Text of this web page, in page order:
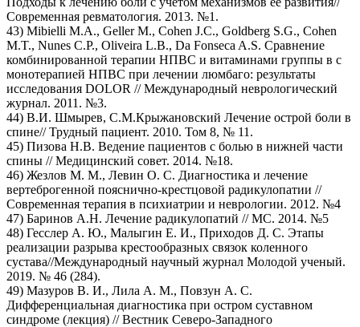
Современная ревматология. 2013. №1.
43) Mibielli M.A., Geller M., Cohen J.С., Goldberg S.G., Cohen
M.T., Nunes C.P., Oliveira L.B., Da Fonseca A.S. Сравнение
комбинированной терапии НПВС и витаминами группы в с
монотерапией НПВС при лечении люмбаго: результаты
исследования DOLOR // Международный неврологический
журнал. 2011. №3.
44) В.И. Шмырев, С.М.Крыжановский Лечение острой боли в
спине// Трудный пациент. 2010. Том 8, № 11.
45) Пизова Н.В. Ведение пациентов с болью в нижней части
спины // Медицинский совет. 2014. №18.
46) Жезлов М. М., Левин О. С. Диагностика и лечение
вертеброгенной пояснично-крестцовой радикулопатии //
Современная терапия в психиатрии и неврологии. 2012. №4
47) Баринов А.Н. Лечение радикулопатий // МС. 2014. №5
48) Гесслер А. Ю., Малыгин Е. И., Приходов Д. С. Этапы
реализации разрыва крестообразных связок коленного
сустава//Международный научный журнал Молодой ученый.
2019. № 46 (284).
49) Мазуров В. И., Лила А. М., Повзун А. С.
Дифференциальная диагностика при остром суставном
синдроме (лекция) // Вестник Северо-Западного